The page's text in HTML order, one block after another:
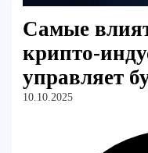
Самые
крипто-
управляет
10.10.2025